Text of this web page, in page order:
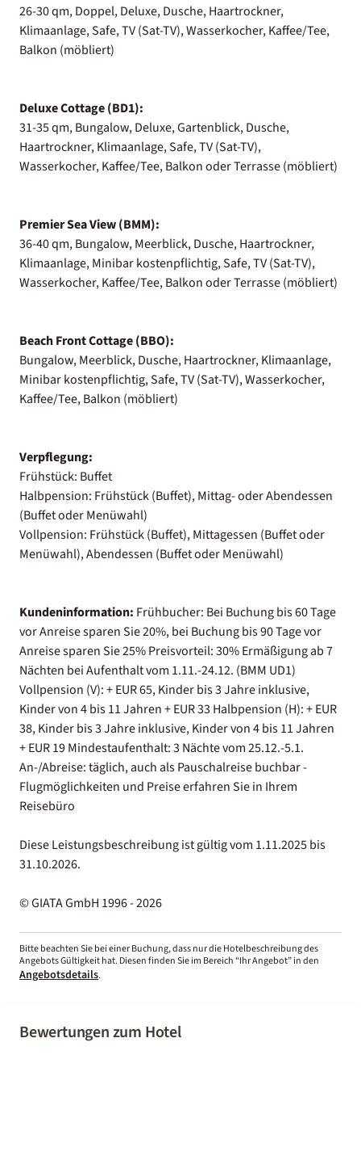
26-30 qm, Doppel, Deluxe, Dusche, Haartrockner,
Klimaanlage, Safe, TV (Sat-TV), Wasserkocher, Kaffee/Tee,
Balkon (möbliert)
Deluxe Cottage (BD1):
31-35 qm, Bungalow, Deluxe, Gartenblick, Dusche,
Haartrockner, Klimaanlage, Safe, TV (Sat-TV),
Wasserkocher, Kaffee/Tee, Balkon oder Terrasse (möbliert)
Premier Sea View (BMM):
36-40 qm, Bungalow, Meerblick, Dusche, Haartrockner,
Klimaanlage, Minibar kostenpflichtig, Safe, TV (Sat-TV),
Wasserkocher, Kaffee/Tee, Balkon oder Terrasse (möbliert)
Beach Front Cottage (BBO):
Bungalow, Meerblick, Dusche, Haartrockner, Klimaanlage,
Minibar kostenpflichtig, Safe, TV (Sat-TV), Wasserkocher,
Kaffee/Tee, Balkon (möbliert)
Verpflegung:
Frühstück: Buffet
Halbpension: Frühstück (Buffet), Mittag- oder Abendessen
(Buffet oder Menüwahl)
Vollpension: Frühstück (Buffet), Mittagessen (Buffet oder
Menüwahl), Abendessen (Buffet oder Menüwahl)
Kundeninformation: Frühbucher: Bei Buchung bis 60 Tage
vor Anreise sparen Sie 20%, bei Buchung bis 90 Tage vor
Anreise sparen Sie 25% Preisvorteil: 30% Ermäßigung ab 7
Nächten bei Aufenthalt vom 1.11.-24.12. (BMM UD1)
Vollpension (V): + EUR 65, Kinder bis 3 Jahre inklusive,
Kinder von 4 bis 11 Jahren + EUR 33 Halbpension (H): + EUR
38, Kinder bis 3 Jahre inklusive, Kinder von 4 bis 11 Jahren
+ EUR 19 Mindestaufenthalt: 3 Nächte vom 25.12.-5.1.
An-/Abreise: täglich, auch als Pauschalreise buchbar -
Flugmöglichkeiten und Preise erfahren Sie in Ihrem
Reisebüro
Diese Leistungsbeschreibung ist gültig vom 1.11.2025 bis
31.10.2026.
© GIATA GmbH 1996 - 2026
Bitte beachten Sie bei einer Buchung, dass nur die Hotelbeschreibung des
Angebots Gültigkeit hat. Diesen finden Sie im Bereich “Ihr Angebot” in den
Angebotsdetails.
Bewertungen zum Hotel